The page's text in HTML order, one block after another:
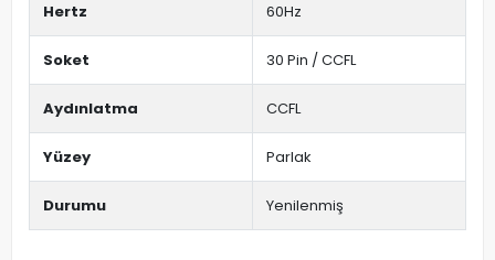
Hertz 60Hz
Soket 30 Pin / CCFL
Aydınlatma CCFL
Yüzey Parlak
Durumu Yenilenmiş